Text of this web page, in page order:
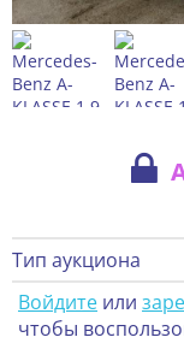
Тип аукциона
Войдите или
чтобы